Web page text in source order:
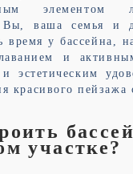
элементом
Вы, ваша семья и
время у бассейна,
и
эстетическим
красивого пейзажа
участке?